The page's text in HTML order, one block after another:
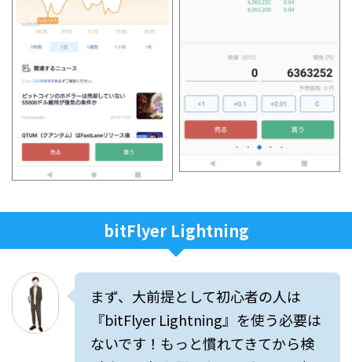
bitFlyer Lightning
まず、大前提として初心者の人は
『bitFlyer Lightning』を使う必要は
ないです！もっと慣れてきてから検